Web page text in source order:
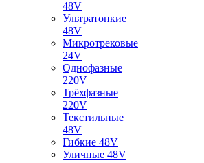
48V
Ультратонкие
48V
Микротрековые
24V
Однофазные
220V
Трёхфазные
220V
Текстильные
48V
Гибкие 48V
Уличные 48V